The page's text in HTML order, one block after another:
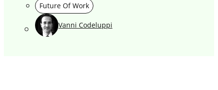
Future Of Work
Vanni Codeluppi